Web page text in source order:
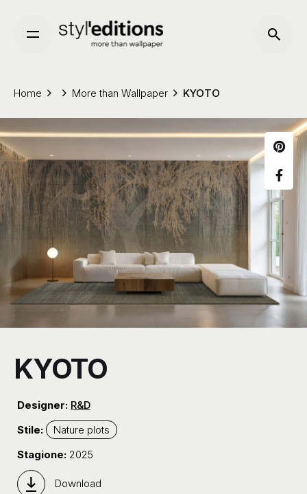
content
Home More than Wallpaper KYOTO
KYOTO
Designer: R&D
Stile:
Nature plots
Stagione: 2025
Download